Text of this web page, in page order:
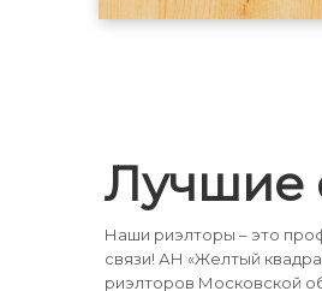
шоссе.
Лучшие
Наши риэлторы – это
связи! АН «Желтый
риэлторов Московской